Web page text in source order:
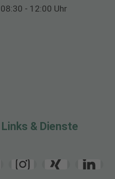
08:30 - 12:00 Uhr
Links & Dienste